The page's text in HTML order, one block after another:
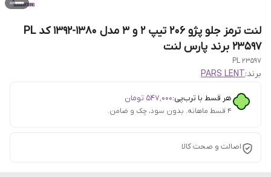
لنت ترمز جلو پژو 206 تیپ 2 و 3 مدل 1380-1392 کد PL
23597 برند پارس لنت
PL 23597
برند:PARS LENT
هر قسط با ترب‌پی:۵۴۷٬۰۰۰ تومان
۴ قسط ماهانه. بدون سود، چک و ضامن.
اصالت و صحت کالا